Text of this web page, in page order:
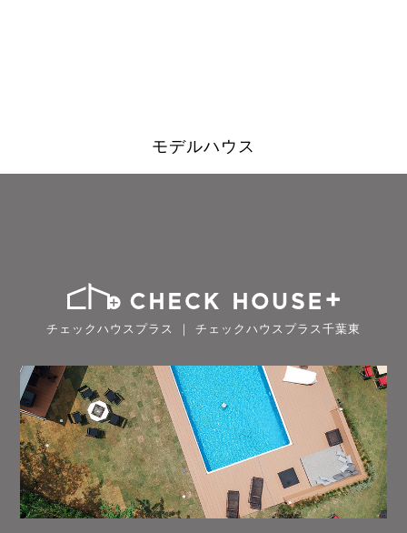
モデルハウス
チェックハウスプラス ｜ チェックハウスプラス千葉東